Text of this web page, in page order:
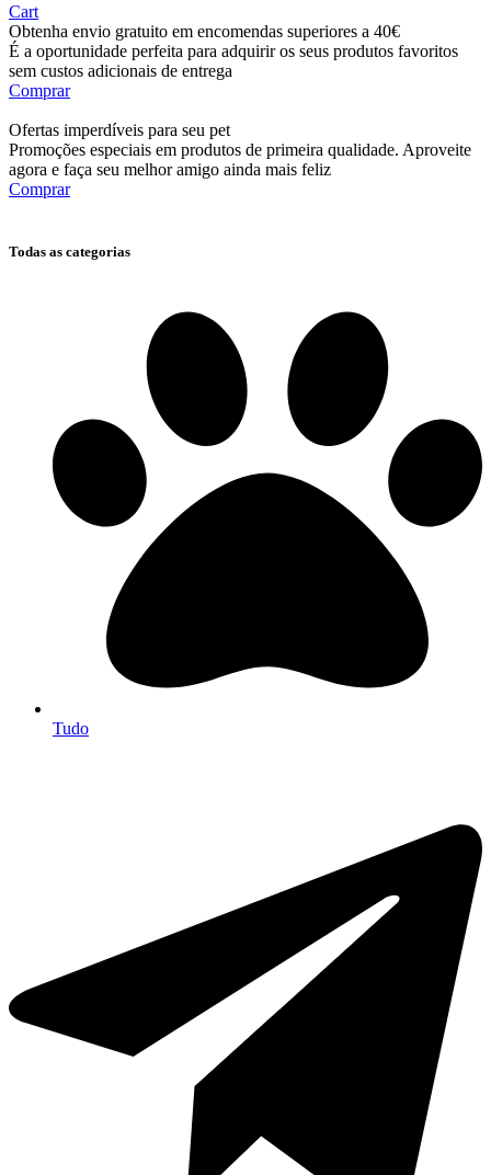
Cart
Obtenha envio gratuito em encomendas superiores a 40€
É a oportunidade perfeita para adquirir os seus produtos favoritos
sem custos adicionais de entrega
Comprar
Ofertas imperdíveis para seu pet
Promoções especiais em produtos de primeira qualidade. Aproveite
agora e faça seu melhor amigo ainda mais feliz
Comprar
Todas as categorias
Tudo